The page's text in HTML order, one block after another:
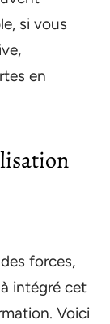
si vous
en
forces,
intégré cet
Voici